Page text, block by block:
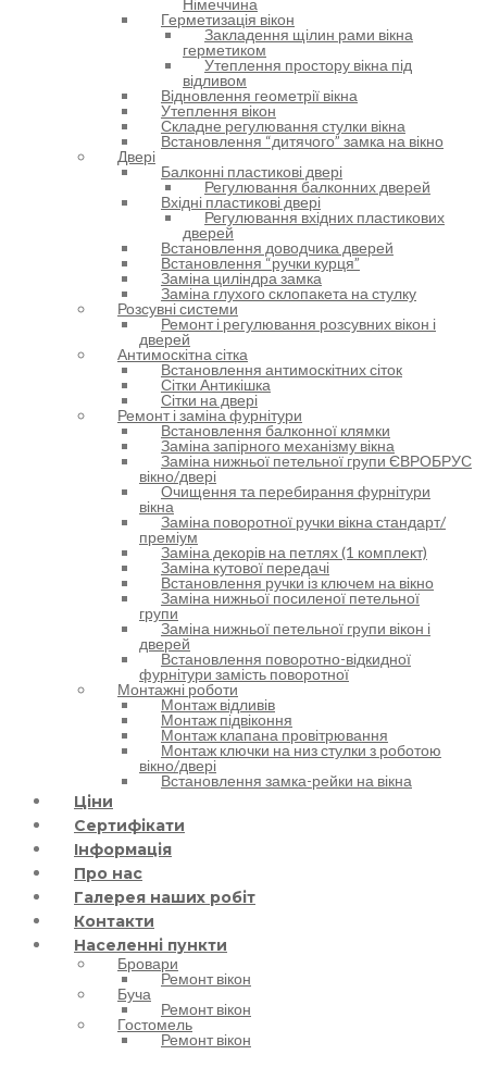
Герметизація вікон
Закладення щілин рами вікна
герметиком
Утеплення простору вікна під
відливом
Відновлення геометрії вікна
Утеплення вікон
Складне регулювання стулки вікна
Встановлення “дитячого” замка на вікно
Двері
Балконні пластикові двері
Регулювання балконних дверей
Вхідні пластикові двері
Регулювання вхідних пластикових
дверей
Встановлення доводчика дверей
Встановлення “ручки курця”
Заміна циліндра замка
Заміна глухого склопакета на стулку
Розсувні системи
Ремонт і регулювання розсувних вікон і
дверей
Антимоскітна сітка
Встановлення антимоскітних сіток
Сітки Антикішка
Сітки на двері
Ремонт і заміна фурнітури
Встановлення балконної клямки
Заміна запірного механізму вікна
Заміна нижньої петельної групи ЄВРОБРУС
вікно/двері
Очищення та перебирання фурнітури
вікна
Заміна поворотної ручки вікна стандарт/
преміум
Заміна декорів на петлях (1 комплект)
Заміна кутової передачі
Встановлення ручки із ключем на вікно
Заміна нижньої посиленої петельної
групи
Заміна нижньої петельної групи вікон і
дверей
Встановлення поворотно-відкидної
фурнітури замість поворотної
Монтажні роботи
Монтаж відливів
Монтаж підвіконня
Монтаж клапана провітрювання
Монтаж ключки на низ стулки з роботою
вікно/двері
Встановлення замка-рейки на вікна
Ціни
Сертифікати
Інформація
Про нас
Галерея наших робіт
Контакти
Населенні пункти
Бровари
Ремонт вікон
Буча
Ремонт вікон
Гостомель
Ремонт вікон